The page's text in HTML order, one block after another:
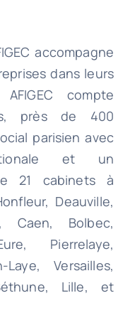
accompagne
dans leurs
compte
près de 400
parisien avec
et un
21 cabinets à
Deauville,
Caen, Bolbec,
Pierrelaye,
Laye, Versailles,
Lille, et